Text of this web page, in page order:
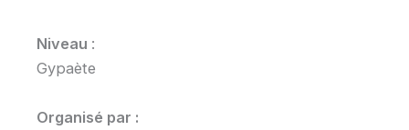
Niveau :
Gypaète
Organisé par :